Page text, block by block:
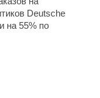
Deutsche
на 55% по